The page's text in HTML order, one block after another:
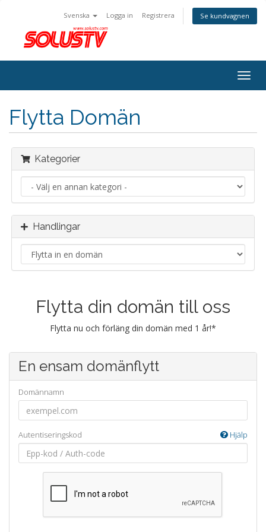
Svenska Logga in Registrera Se kundvagnen
Flytta Domän
Kategorier
Handlingar
Flytta din domän till oss
Flytta nu och förläng din domän med 1 år!*
En ensam domänflytt
Domännamn
Autentiseringskod Hjälp